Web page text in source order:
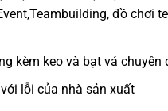
đồ chơi
kèm keo và bạt vá chuyên
lỗi của nhà sản xuất